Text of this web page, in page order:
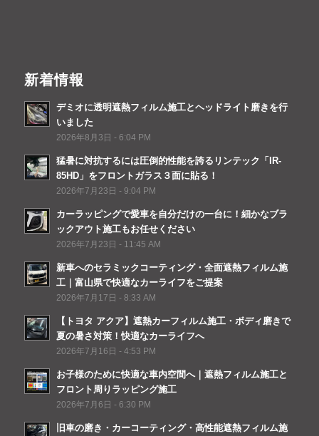
新着情報
デミオに透明遮熱フィルム施工とヘッドライト磨きを行
いました
2026年8月3日 - 6:04 PM
猛暑に対抗するには圧倒的性能を誇るリンテック「IR-
85HD」をフロントガラス３面に貼る！
2026年7月23日 - 9:04 PM
カーラッピングで愛車を自分だけの一台に！細かなブラ
ックアウト施工もお任せください
2026年7月23日 - 11:45 AM
新車へのセラミックコーティング・全面遮熱フィルム施
工｜富山県で快適なカーライフをご提案
2026年7月17日 - 8:33 AM
【トヨタ アクア】遮熱カーフィルム施工・ボディ磨きで
夏の暑さ対策！快適なカーライフへ
2026年7月16日 - 4:53 PM
お子様のために快適な車内空間へ｜遮熱フィルム施工と
フロント周りラッピング施工
2026年7月6日 - 6:30 PM
旧車の磨き・カーコーティング・高性能遮熱フィルム施